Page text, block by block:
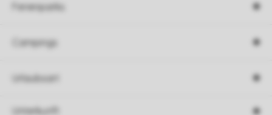
Ferienparks
Campings
Urlaubsart
Unterkunft